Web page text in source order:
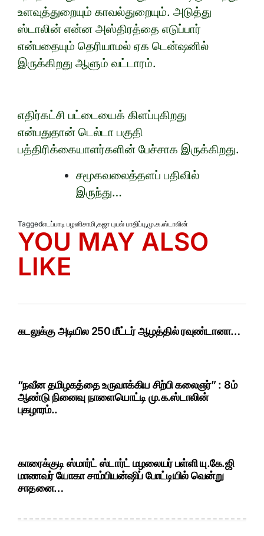
உளவுத்துறையும் காவல்துறையும். அடுத்து
ஸ்டாலின் என்ன அஸ்திரத்தை எடுப்பார்
என்பதையும் தெரியாமல் ஏக டென்ஷனில்
இருக்கிறது ஆளும் வட்டாரம்.
எதிர்கட்சி பட்டையைக் கிளப்புகிறது
என்பதுதான் டெல்டா பகுதி
பத்திரிக்கையாளர்களின் பேச்சாக இருக்கிறது.
சமூகவலைத்தளப் பதிவில்
இருந்து…
Taggedஎடப்பாடி பழனிசாமி கஜா புயல் பாதிப்பு மு.க.ஸ்டாலின்
YOU MAY ALSO
LIKE
கடலுக்கு அடியில 250 மீட்டர் ஆழத்தில் ரவுண்டானா…
“நவீன தமிழகத்தை உருவாக்கிய சிற்பி கலைஞர்” : 8ம்
ஆண்டு நினைவு நாளையொட்டி மு.க.ஸ்டாலின்
புகழாரம்..
காரைக்குடி ஸ்மார்ட் ஸ்டார்ட் மழலையர் பள்ளி யு.கே.ஜி
மாணவர் யோகா சாம்பியன்ஷிப் போட்டியில் வென்று
சாதனை…